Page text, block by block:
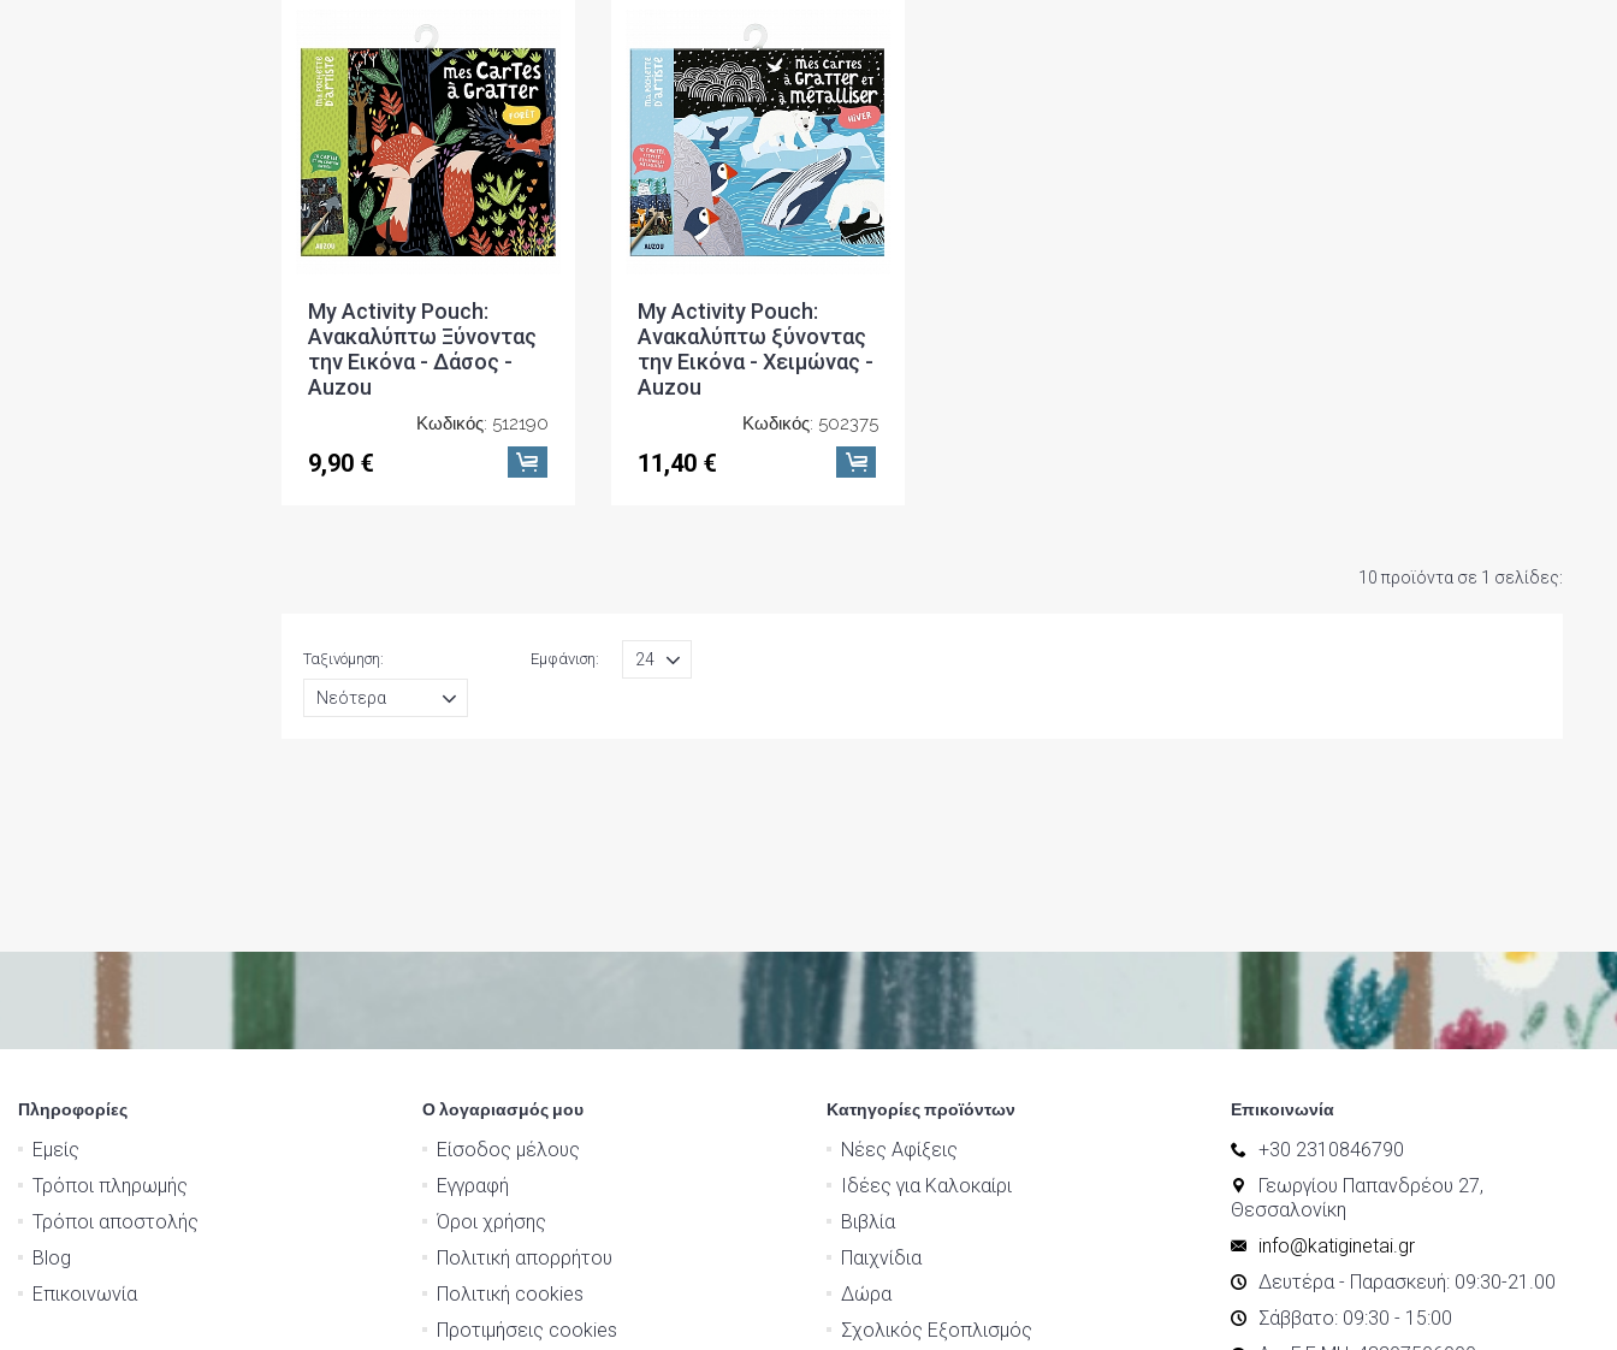
My Activity Pouch:
Ανακαλύπτω Ξύνοντας
την Εικόνα - Δάσος -
Auzou
Κωδικός: 512190
9,90 €
My Activity Pouch:
Ανακαλύπτω ξύνοντας
την Εικόνα - Χειμώνας -
Auzou
Κωδικός: 502375
11,40 €
10 προϊόντα σε 1 σελίδες:
Ταξινόμηση: Εμφάνιση:
Πληροφορίες
Εμείς
Τρόποι πληρωμής
Τρόποι αποστολής
Blog
Επικοινωνία
Ο λογαριασμός μου
Είσοδος μέλους
Εγγραφή
Όροι χρήσης
Πολιτική απορρήτου
Πολιτική cookies
Προτιμήσεις cookies
Κατηγορίες προϊόντων
Νέες Αφίξεις
Ιδέες για Καλοκαίρι
Βιβλία
Παιχνίδια
Δώρα
Σχολικός Εξοπλισμός
Επικοινωνία
+30 2310846790
Γεωργίου Παπανδρέου 27,
Θεσσαλονίκη
info@katiginetai.gr
Δευτέρα - Παρασκευή: 09:30-21.00
Σάββατο: 09:30 - 15:00